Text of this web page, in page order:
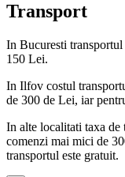
Transport
In Bucuresti
150 Lei.
In Ilfov costul
de 300 de Lei, iar
In alte localitati taxa de
comenzi mai mici de
transportul este gratuit.